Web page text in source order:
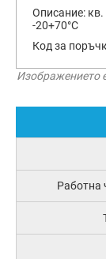
Описание: кв.
-20+70°C
Код за
Изображението
Работна